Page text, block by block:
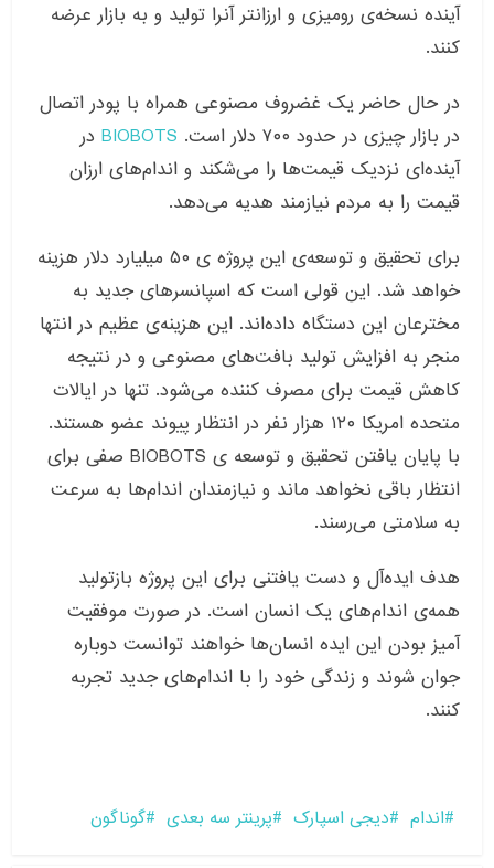
آینده نسخه‌ی رومیزی و ارزانتر آنرا تولید و به بازار عرضه
کنند.
در حال حاضر یک غضروف مصنوعی همراه با پودر اتصال
در بازار چیزی در حدود ۷۰۰ دلار است.
BIOBOTS در
آینده‌ای نزدیک قیمت‌ها را می‌شکند و اندام‌های ارزان
قیمت را به مردم نیازمند هدیه می‌دهد.
برای تحقیق و توسعه‌ی این پروژه ی ۵۰ میلیارد دلار هزینه
خواهد شد. این قولی است که اسپانسرهای جدید به
مخترعان این دستگاه داده‌اند. این هزینه‌ی عظیم در انتها
منجر به افزایش تولید بافت‌های مصنوعی و در نتیجه
کاهش قیمت برای مصرف کننده می‌شود. تنها در ایالات
متحده امریکا ۱۲۰ هزار نفر در انتظار پیوند عضو هستند.
با پایان یافتن تحقیق و توسعه ی BIOBOTS صفی برای
انتظار باقی نخواهد ماند و نیازمندان اندام‌ها به سرعت
به سلامتی می‌رسند.
هدف ایده‌آل و دست یافتنی برای این پروژه بازتولید
همه‌ی اندام‌های یک انسان است. در صورت موفقیت
آمیز بودن این ایده انسان‌ها خواهند توانست دوباره
جوان شوند و زندگی خود را با اندام‌های جدید تجربه
کنند.
اندام دیجی اسپارک پرینتر سه بعدی گوناگون